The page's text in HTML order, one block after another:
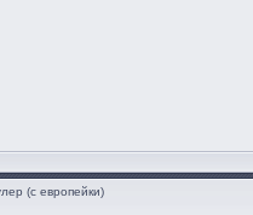
(с европейки)